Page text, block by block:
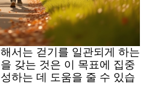
서는 걷기를 일관되게 하는
갖는 것은 이 목표에 집중
하는 데 도움을 줄 수 있습